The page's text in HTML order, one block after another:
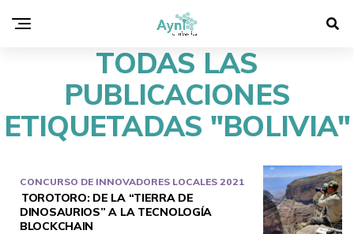
TODAS LAS
PUBLICACIONES
ETIQUETADAS "BOLIVIA"
CONCURSO DE INNOVADORES LOCALES 2021
TOROTORO: DE LA “TIERRA DE
DINOSAURIOS” A LA TECNOLOGÍA
BLOCKCHAIN